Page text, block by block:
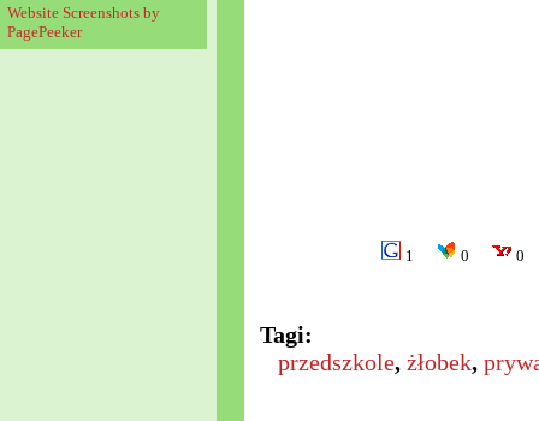
Website Screenshots by
PagePeeker
1 0 0
Tagi:
przedszkole, żłobek,